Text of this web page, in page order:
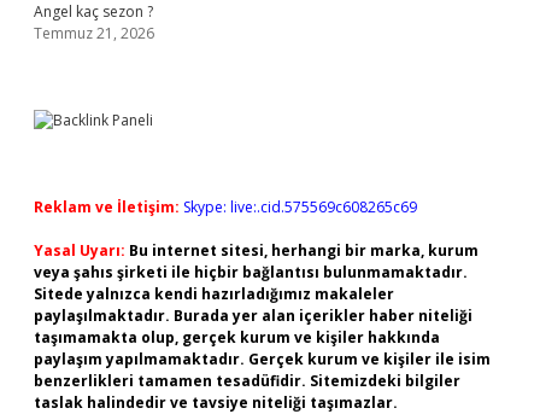
Angel kaç sezon ?
Temmuz 21, 2026
Reklam ve İletişim: Skype: live:.cid.575569c608265c69
Yasal Uyarı: Bu internet sitesi, herhangi bir marka, kurum
veya şahıs şirketi ile hiçbir bağlantısı bulunmamaktadır.
Sitede yalnızca kendi hazırladığımız makaleler
paylaşılmaktadır. Burada yer alan içerikler haber niteliği
taşımamakta olup, gerçek kurum ve kişiler hakkında
paylaşım yapılmamaktadır. Gerçek kurum ve kişiler ile isim
benzerlikleri tamamen tesadüfidir. Sitemizdeki bilgiler
taslak halindedir ve tavsiye niteliği taşımazlar.